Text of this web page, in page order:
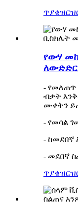
ጥያቄ
የውሃ
- የመለጠጥ
ብቃት
ሙቀትን
- የመሳል
- ከመደበኛ
- መደበኛ
ጥያቄ